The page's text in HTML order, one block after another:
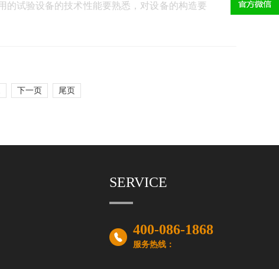
的试验设备的技术性能要熟悉，对设备的构造要
下一页 尾页
SERVICE
400-086-1868
服务热线：